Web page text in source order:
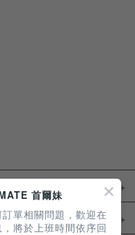
首爾妹
單相關問題，歡迎在
將於上班時間依序回